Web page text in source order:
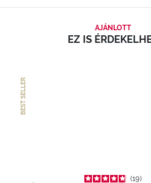
AJÁNLOTT
EZ IS
BEST SELLER
19